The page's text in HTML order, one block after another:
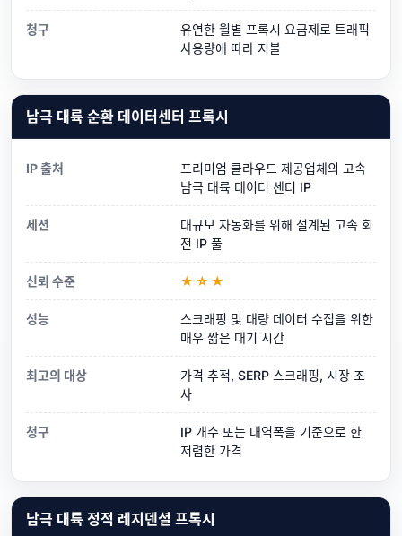
청구
유연한 월별 프록시 요금제로 트래픽
사용량에 따라 지불
남극 대륙 순환 데이터센터 프록시
IP 출처
프리미엄 클라우드 제공업체의 고속
남극 대륙 데이터 센터 IP
세션
대규모 자동화를 위해 설계된 고속 회
전 IP 풀
신뢰 수준 ★☆★
성능
스크래핑 및 대량 데이터 수집을 위한
매우 짧은 대기 시간
최고의 대상
가격 추적, SERP 스크래핑, 시장 조
사
청구
IP 개수 또는 대역폭을 기준으로 한
저렴한 가격
남극 대륙 정적 레지덴셜 프록시